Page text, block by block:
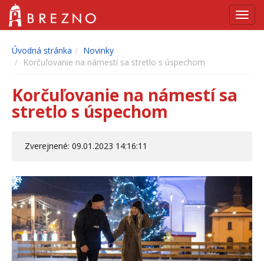
Úvodná stránka
Novinky
Korčuľovanie na námestí sa stretlo s úspechom
Korčuľovanie na námestí sa
stretlo s úspechom
Zverejnené: 09.01.2023 14:16:11